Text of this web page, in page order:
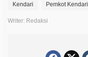
Kendari Pemkot Kendari
Writer: Redaksi